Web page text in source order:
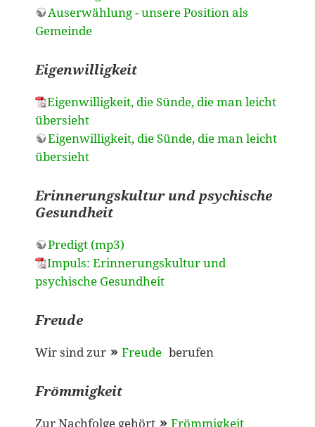
Auserwählung - unsere Position als
Gemeinde
Eigenwilligkeit
Eigenwilligkeit, die Sünde, die man leicht
übersieht
Eigenwilligkeit, die Sünde, die man leicht
übersieht
Erinnerungskultur und psychische
Gesundheit
Predigt (mp3)
Impuls: Erinnerungskultur und
psychische Gesundheit
Freude
Wir sind zur Freude berufen
Frömmigkeit
Zur Nachfolge gehört Frömmigkeit